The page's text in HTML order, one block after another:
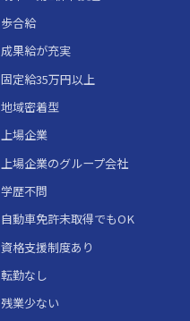
歩合給
成果給が充実
固定給35万円以上
地域密着型
上場企業
上場企業のグループ会社
学歴不問
自動車免許未取得でもOK
資格支援制度あり
転勤なし
残業少ない